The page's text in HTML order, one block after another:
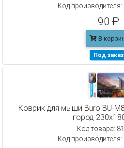
Код производителя:
90 ₽
В
Под заказ
Коврик для мыши Buro BU-
город
Код товара:
Код производителя: